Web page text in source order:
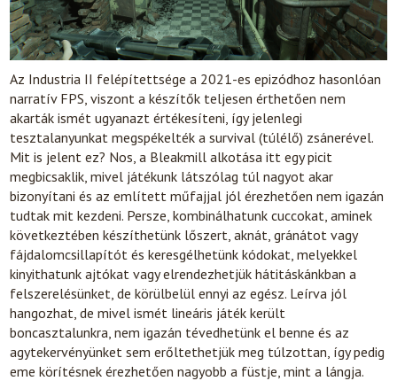
Az Industria II felépítettsége a 2021-es epizódhoz hasonlóan
narratív FPS, viszont a készítők teljesen érthetően nem
akarták ismét ugyanazt értékesíteni, így jelenlegi
tesztalanyunkat megspékelték a survival (túlélő) zsánerével.
Mit is jelent ez? Nos, a Bleakmill alkotása itt egy picit
megbicsaklik, mivel játékunk látszólag túl nagyot akar
bizonyítani és az említett műfajjal jól érezhetően nem igazán
tudtak mit kezdeni. Persze, kombinálhatunk cuccokat, aminek
következtében készíthetünk lőszert, aknát, gránátot vagy
fájdalomcsillapítót és keresgélhetünk kódokat, melyekkel
kinyithatunk ajtókat vagy elrendezhetjük hátitáskánkban a
felszerelésünket, de körülbelül ennyi az egész. Leírva jól
hangozhat, de mivel ismét lineáris játék került
boncasztalunkra, nem igazán tévedhetünk el benne és az
agytekervényünket sem erőltethetjük meg túlzottan, így pedig
eme körítésnek érezhetően nagyobb a füstje, mint a lángja.